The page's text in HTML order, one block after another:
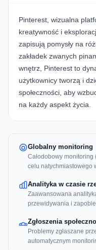
Pinterest, wizualna
kreatywność i
zapisują pomysły na
zakładek zwanych
wnętrz, Pinterest to
użytkownicy tworzą i
społeczności, aby
na każdy aspekt życia.
Globalny monitoring
Całodobowy
celu natychmiastowego
Analityka w czasie
Zaawansowana
przewidywania i
Zgłoszenia
Problemy zgłaszane
automatycznym